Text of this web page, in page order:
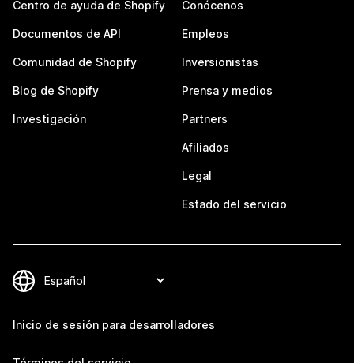
Centro de ayuda de Shopify
Documentos de API
Comunidad de Shopify
Blog de Shopify
Investigación
Conócenos
Empleos
Inversionistas
Prensa y medios
Partners
Afiliados
Legal
Estado del servicio
Inicio de sesión para desarrolladores